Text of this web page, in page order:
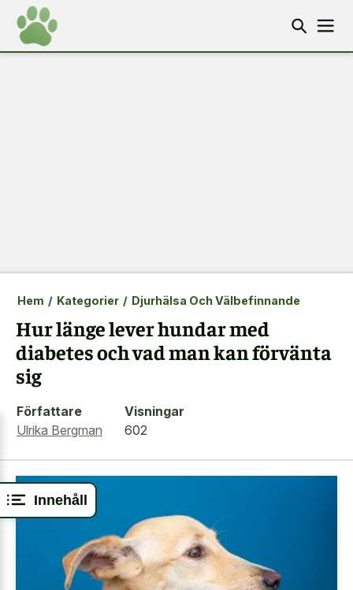
Innehåll
Hem / Kategorier / Djurhälsa Och Välbefinnande
Hur länge lever hundar med
diabetes och vad man kan förvänta
sig
Författare
Ulrika Bergman
Visningar
602